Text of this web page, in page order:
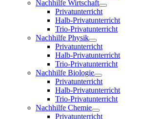
Nachhilfe Wirtschaft
Privatunterricht
Halb-Privatunterricht
Trio-Privatunterricht
Nachhilfe Physik
Privatunterricht
Halb-Privatunterricht
Trio-Privatunterricht
Nachhilfe Biologie
Privatunterricht
Halb-Privatunterricht
Trio-Privatunterricht
Nachhilfe Chemie
Privatunterricht